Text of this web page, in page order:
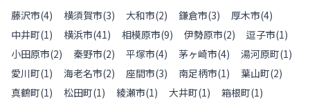
藤沢市(4) 横須賀市(3) 大和市(2) 鎌倉市(3) 厚木市(4)
中井町(1) 横浜市(41) 相模原市(9) 伊勢原市(2) 逗子市(1)
小田原市(2) 秦野市(2) 平塚市(4) 茅ヶ崎市(4) 湯河原町(1)
愛川町(1) 海老名市(2) 座間市(3) 南足柄市(1) 葉山町(2)
真鶴町(1) 松田町(1) 綾瀬市(1) 大井町(1) 箱根町(1)